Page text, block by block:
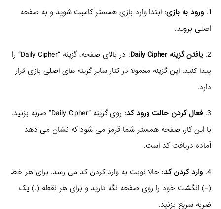
1. ورود به بازی: ابتدا وارد بازی همستر کامبت شوید و به صفحه
اصلی بروید.
2. یافتن گزینه Daily Cipher
: در بالای صفحه، گزینه “Daily Cipher” را
پیدا کنید. این گزینه معمولا در کنار سایر گزینه های اصلی بازی قرار
دارد.
3. فعال کردن حالت ورود کد
: روی گزینه “Daily Cipher” ضربه بزنید.
با این کار، صفحه همستر شما قرمز می شود که نشان می دهد
آماده دریافت کد است.
4. وارد کردن کد: حالا نوبت به وارد کردن کد می رسد. برای هر خط
(-) انگشت خود را روی صفحه نگه دارید و برای هر نقطه (.) یک
ضربه سریع بزنید.